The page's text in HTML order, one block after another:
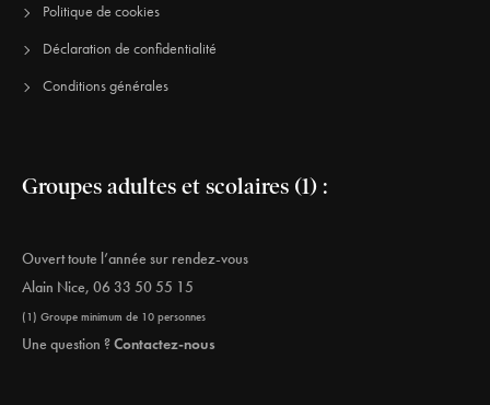
Politique de cookies
Déclaration de confidentialité
Conditions générales
Groupes adultes et scolaires (1) :
Ouvert toute l’année sur rendez-vous
Alain Nice, 06 33 50 55 15
(1) Groupe minimum de 10 personnes
Une question ?Contactez-nous